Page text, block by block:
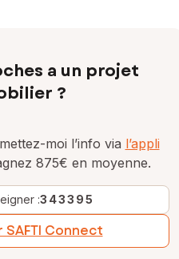
a un projet
?
moi l’info via l’appli
875€ en moyenne.
:343395
Connect